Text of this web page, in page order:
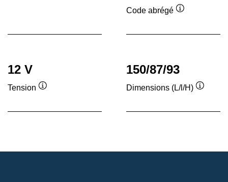
Code abrégé
12 V
Tension
150/87/93
Dimensions (L/l/H)